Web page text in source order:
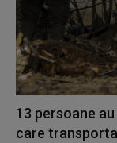
13 persoane
care